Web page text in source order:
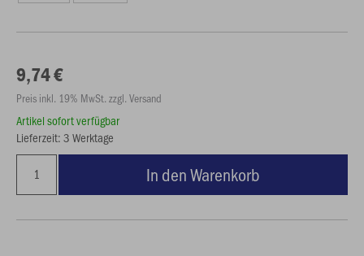
9,74 €
Preis inkl. 19% MwSt. zzgl. Versand
Artikel sofort verfügbar
Lieferzeit: 3 Werktage
In den Warenkorb